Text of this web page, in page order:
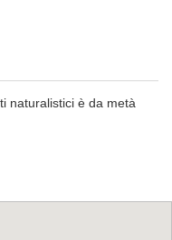
naturalistici è da metà